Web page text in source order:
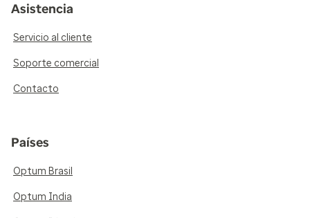
Asistencia
Servicio al cliente
Soporte comercial
Contacto
Países
Optum Brasil
Optum India